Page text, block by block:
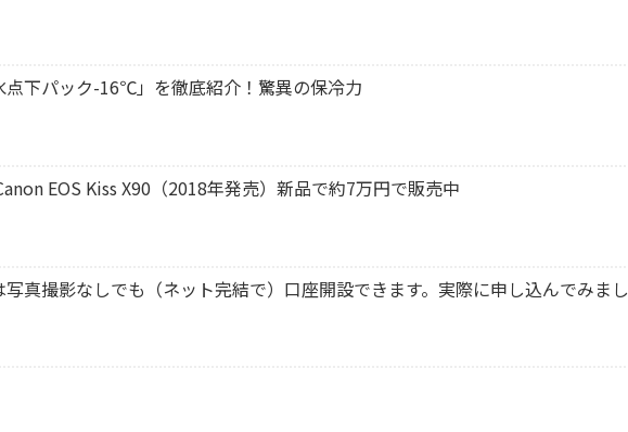
点下パック-16℃」を徹底紹介！驚異の保冷力
EOS Kiss X90（2018年発売）新品で約7万円で販売中
真撮影なしでも（ネット完結で）口座開設できます。実際に申し込んでみまし